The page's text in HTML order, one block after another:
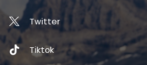
Twitter
Tiktok